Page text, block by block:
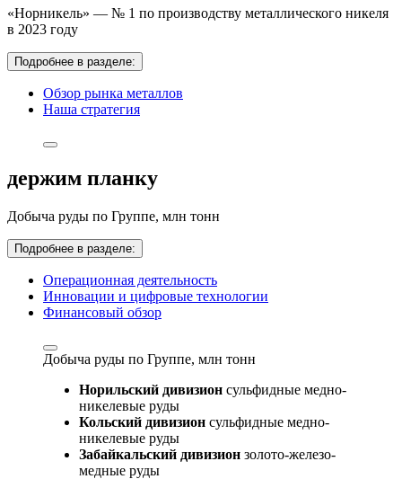
«Норникель» — № 1 по производству металлического никеля
в 2023 году
Подробнее в разделе:
Обзор рынка металлов
Наша стратегия
держим планку
Добыча руды по Группе, млн тонн
Подробнее в разделе:
Операционная деятельность
Инновации и цифровые технологии
Финансовый обзор
Добыча руды по Группе, млн тонн
Норильский дивизион сульфидные медно-
никелевые руды
Кольский дивизион сульфидные медно-
никелевые руды
Забайкальский дивизион золото-железо-
медные руды